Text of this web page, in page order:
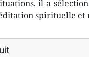
il a
spirituelle et